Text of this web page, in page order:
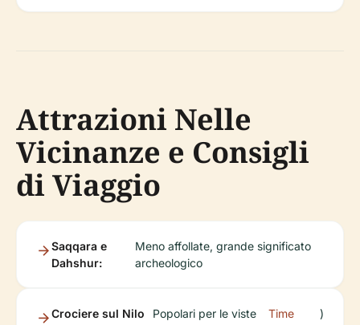
Attrazioni Nelle
Vicinanze e Consigli
di Viaggio
Saqqara e
Dahshur:
Meno affollate, grande significato
archeologico
Crociere sul Nilo
Popolari per le viste
Time
)